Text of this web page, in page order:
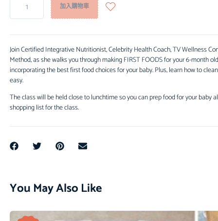
加入購物車
Join Certified Integrative Nutritionist, Celebrity Health Coach, TV Wellness
Method, as she walks you through making FIRST FOODS for your 6-month
incorporating the best first food choices for your baby. Plus, learn how to
easy.
The class will be held close to lunchtime so you can prep food for your baby
shopping list for the class.
You May Also Like